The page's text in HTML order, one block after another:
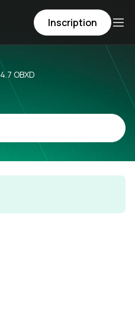
Inscription
4.7 OBXD